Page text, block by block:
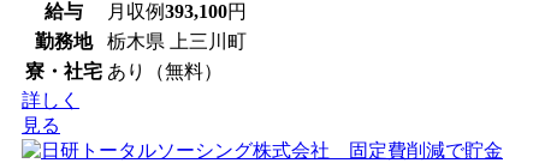
給与
月収例393,100円
勤務地
栃木県 上三川町
寮・社宅 あり（無料）
詳しく
見る